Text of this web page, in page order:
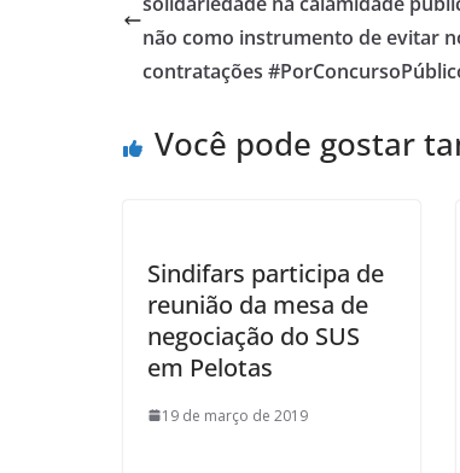
o
k
não como instrumento de evitar
contratações
Você pode gostar
Sindifars participa de
reunião da mesa de
negociação do SUS
em Pelotas
19 de março de 2019